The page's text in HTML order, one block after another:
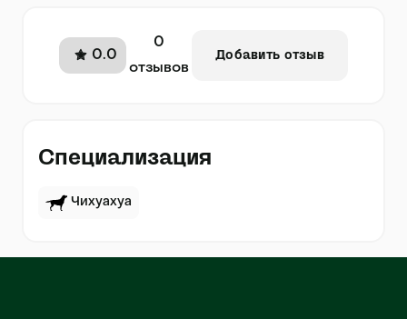
0.0
0
отзывов
Добавить отзыв
Специализация
Чихуахуа